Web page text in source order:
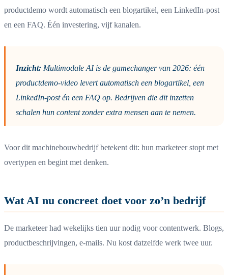
productdemo wordt automatisch een blogartikel, een LinkedIn-post
en een FAQ. Één investering, vijf kanalen.
Inzicht: Multimodale AI is de gamechanger van 2026: één
productdemo-video levert automatisch een blogartikel, een
LinkedIn-post én een FAQ op. Bedrijven die dit inzetten
schalen hun content zonder extra mensen aan te nemen.
Voor dit machinebouwbedrijf betekent dit: hun marketeer stopt met
overtypen en begint met denken.
Wat AI nu concreet doet voor zo’n bedrijf
De marketeer had wekelijks tien uur nodig voor contentwerk. Blogs,
productbeschrijvingen, e-mails. Nu kost datzelfde werk twee uur.